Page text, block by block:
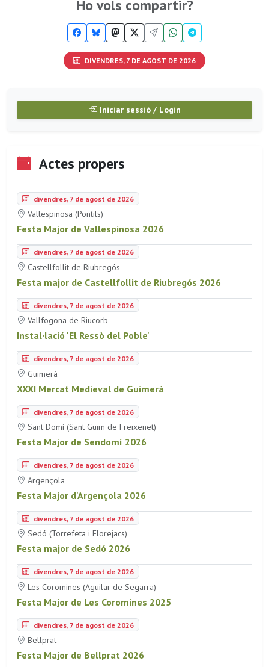
Ho vols compartir?
DIVENDRES, 7 DE AGOST DE 2026
Iniciar sessió / Login
Actes propers
divendres, 7 de agost de 2026
Vallespinosa (Pontils)
Festa Major de Vallespinosa 2026
divendres, 7 de agost de 2026
Castellfollit de Riubregós
Festa major de Castellfollit de Riubregós 2026
divendres, 7 de agost de 2026
Vallfogona de Riucorb
Instal·lació 'El Ressò del Poble'
divendres, 7 de agost de 2026
Guimerà
XXXI Mercat Medieval de Guimerà
divendres, 7 de agost de 2026
Sant Domí (Sant Guim de Freixenet)
Festa Major de Sendomí 2026
divendres, 7 de agost de 2026
Argençola
Festa Major d'Argençola 2026
divendres, 7 de agost de 2026
Sedó (Torrefeta i Florejacs)
Festa major de Sedó 2026
divendres, 7 de agost de 2026
Les Coromines (Aguilar de Segarra)
Festa Major de Les Coromines 2025
divendres, 7 de agost de 2026
Bellprat
Festa Major de Bellprat 2026